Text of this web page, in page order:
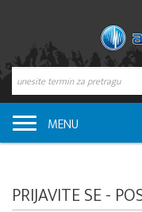
MENU
PRIJAVITE SE -